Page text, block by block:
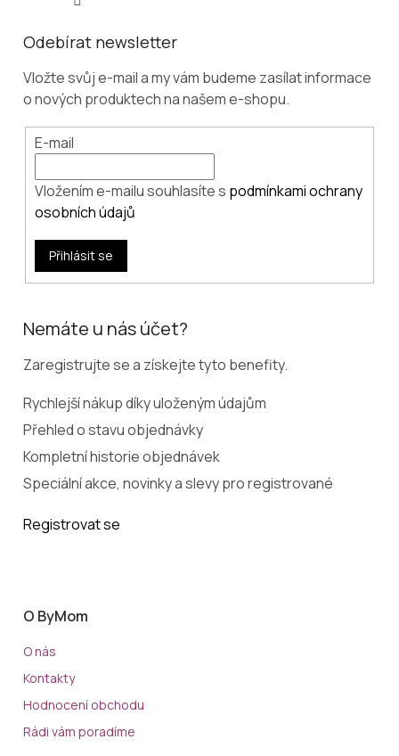
Odebírat newsletter
Vložte svůj e-mail a my vám budeme zasílat informace
o nových produktech na našem e-shopu.
E-mail
Vložením e-mailu souhlasíte s podmínkami ochrany
osobních údajů
Přihlásit se
Nemáte u nás účet?
Zaregistrujte se a získejte tyto benefity.
Rychlejší nákup díky uloženým údajům
Přehled o stavu objednávky
Kompletní historie objednávek
Speciální akce, novinky a slevy pro registrované
Registrovat se
O ByMom
O nás
Kontakty
Hodnocení obchodu
Rádi vám poradíme